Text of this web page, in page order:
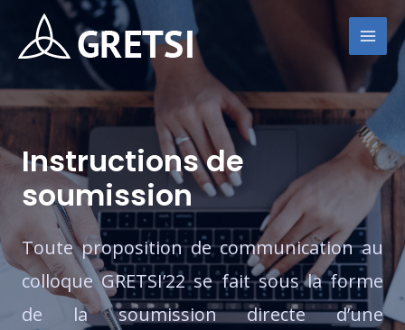
Instructions de
soumission
Toute proposition de communication au
colloque GRETSI’22 se fait sous la forme
de la soumission directe d’une